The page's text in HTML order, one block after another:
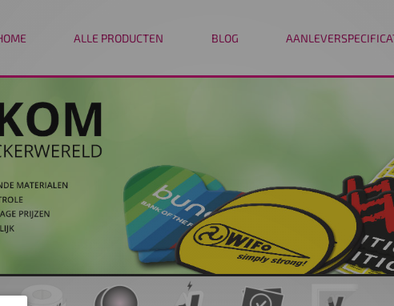
ALLE PRODUCTEN BLOG